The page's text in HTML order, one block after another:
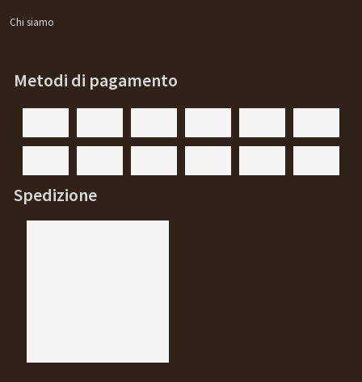
Chi siamo
Metodi di pagamento
Spedizione